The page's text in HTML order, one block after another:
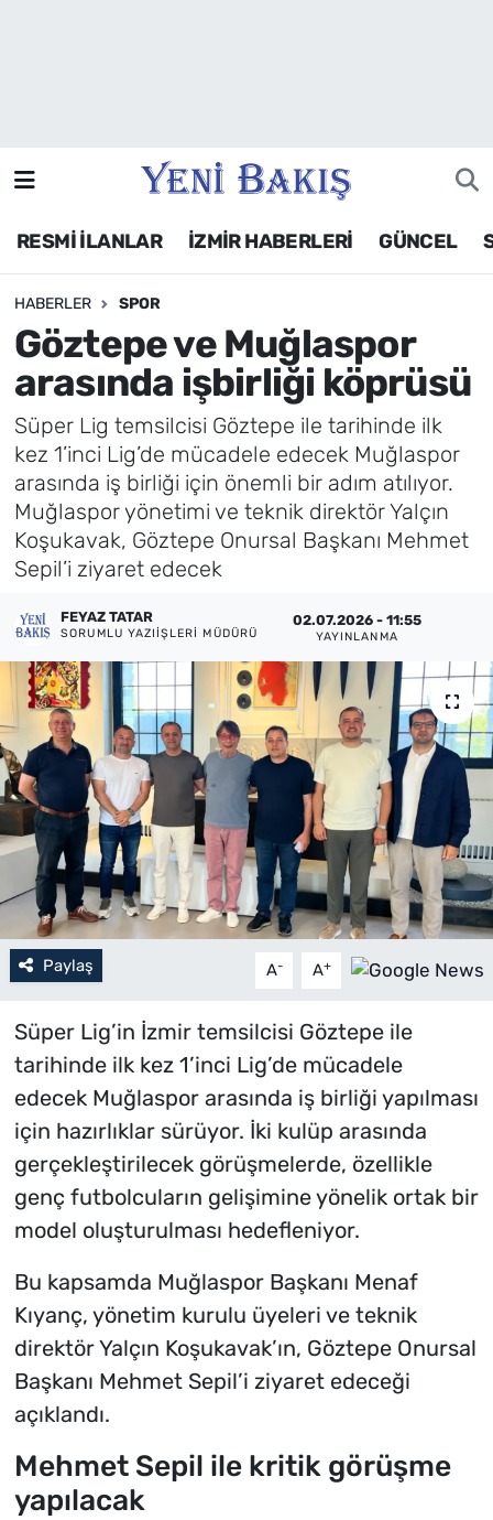
RESMİ İLANLAR İZMİR HABERLERİ GÜNCEL
HABERLER SPOR
Göztepe ve Muğlaspor
arasında işbirliği köprüsü
Süper Lig temsilcisi Göztepe ile tarihinde ilk
kez 1’inci Lig’de mücadele edecek Muğlaspor
arasında iş birliği için önemli bir adım atılıyor.
Muğlaspor yönetimi ve teknik direktör Yalçın
Koşukavak, Göztepe Onursal Başkanı Mehmet
Sepil’i ziyaret edecek
FEYAZ TATAR
SORUMLU YAZIIŞLERI MÜDÜRÜ
02.07.2026 - 11:55
YAYINLANMA
Paylaş A- A+
Süper Lig’in İzmir temsilcisi Göztepe ile
tarihinde ilk kez 1’inci Lig’de mücadele
edecek Muğlaspor arasında iş birliği yapılması
için hazırlıklar sürüyor. İki kulüp arasında
gerçekleştirilecek görüşmelerde, özellikle
genç futbolcuların gelişimine yönelik ortak bir
model oluşturulması hedefleniyor.
Bu kapsamda Muğlaspor Başkanı Menaf
Kıyanç, yönetim kurulu üyeleri ve teknik
direktör Yalçın Koşukavak’ın, Göztepe Onursal
Başkanı Mehmet Sepil’i ziyaret edeceği
açıklandı.
Mehmet Sepil ile kritik görüşme
yapılacak
Siyaset
Asayiş / Polis-Adliye
Magazin
Foto Galeri
Künye